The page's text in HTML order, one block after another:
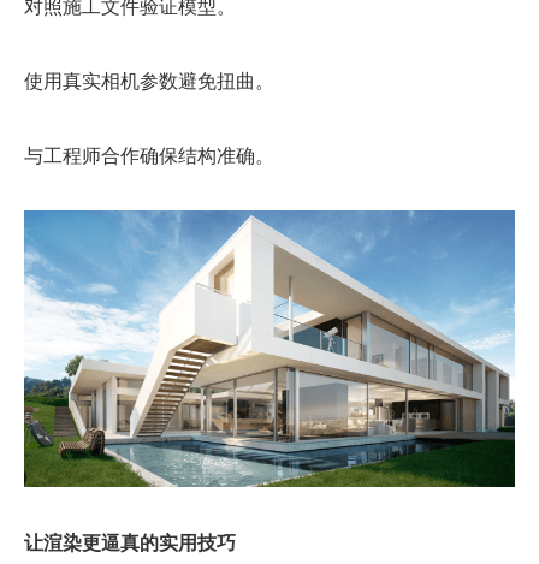
对照施工文件验证模型。
使用真实相机参数避免扭曲。
与工程师合作确保结构准确。
让渲染更逼真的实用技巧